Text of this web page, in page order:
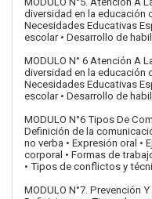
diversidad en la educación
Necesidades Educativas
escolar • Desarrollo de
MODULO N° 6 Atención A
diversidad en la educación
Necesidades Educativas
escolar • Desarrollo de
MODULO N°6 Tipos De
Definición de la
no verba • Expresión oral •
corporal • Formas de
• Tipos de conflictos y
MODULO N°7. Prevención